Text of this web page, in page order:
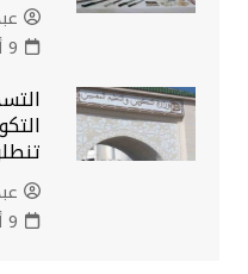
9 أغسطس 2026
9 أغسطس 2026